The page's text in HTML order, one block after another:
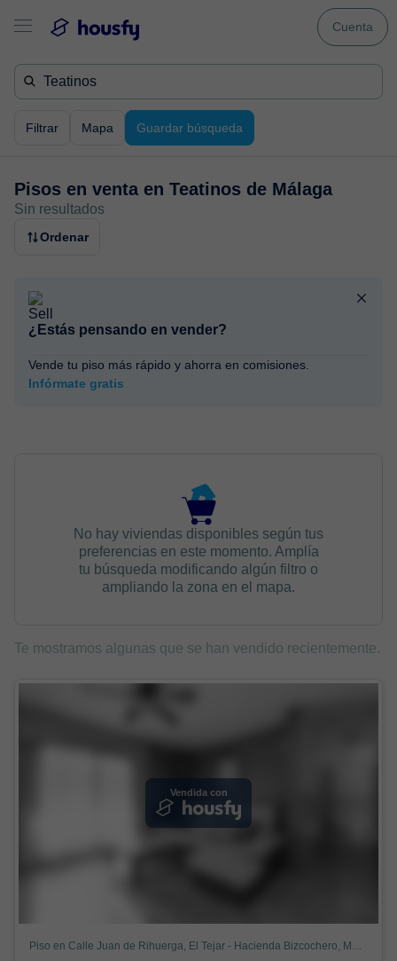
Cuenta
Filtrar Mapa Guardar búsqueda
Pisos en venta en Teatinos de Málaga
Sin resultados
Ordenar
¿Estás pensando en vender?
Vende tu piso más rápido y ahorra en comisiones.
Infórmate gratis
No hay viviendas disponibles según tus
preferencias en este momento. Amplía
tu búsqueda modificando algún filtro o
ampliando la zona en el mapa.
Te mostramos algunas que se han vendido recientemente.
Vendida con